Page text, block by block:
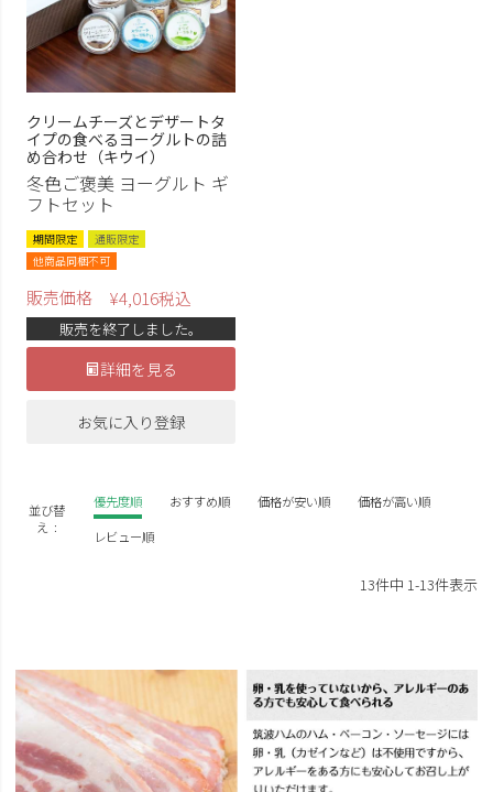
クリームチーズとデザートタ
イプの食べるヨーグルトの詰
め合わせ（キウイ）
冬色ご褒美 ヨーグルト ギ
フトセット
期間限定
通販限定
他商品同梱不可
販売価格 ¥4,016税込
販売を終了しました。
詳細を見る
お気に入り登録
並び替
え
優先度順 おすすめ順 価格が安い順
価格が高い順
レビュー順
13件中 1-13件表示